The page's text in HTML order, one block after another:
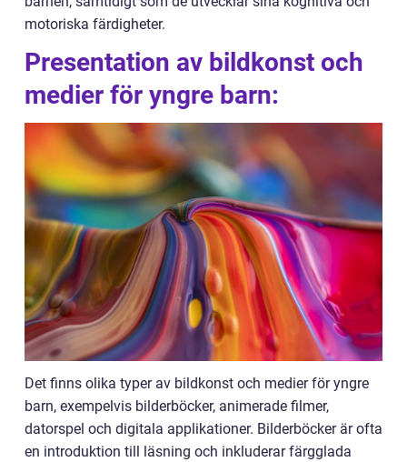
motoriska färdigheter.
Presentation av bildkonst och
medier för yngre barn:
Det finns olika typer av bildkonst och medier för yngre
barn, exempelvis bilderböcker, animerade filmer,
datorspel och digitala applikationer. Bilderböcker är ofta
en introduktion till läsning och inkluderar färgglada